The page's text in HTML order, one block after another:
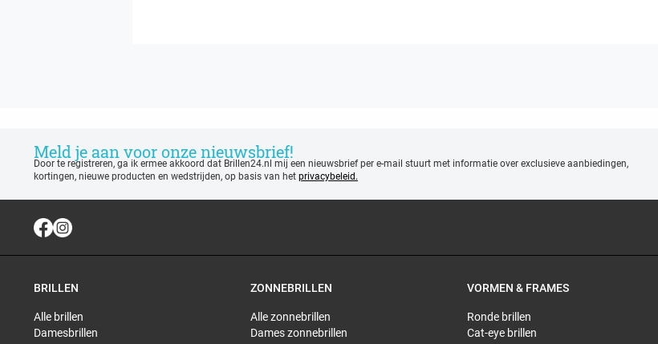
Meld je aan voor onze nieuwsbrief!
Door te registreren, ga ik ermee akkoord dat Brillen24.nl mij een nieuwsbrief per e-mail stuurt met informatie over exclusieve aanbiedingen,
kortingen, nieuwe producten en wedstrijden, op basis van het privacybeleid.
BRILLEN
Alle brillen
Damesbrillen
ZONNEBRILLEN
Alle zonnebrillen
Dames zonnebrillen
VORMEN & FRAMES
Ronde brillen
Cat-eye brillen